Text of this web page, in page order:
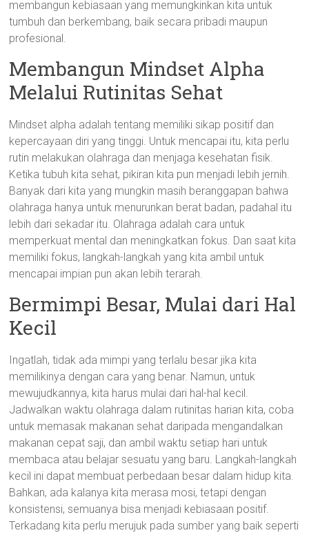
membangun kebiasaan yang memungkinkan kita untuk
tumbuh dan berkembang, baik secara pribadi maupun
profesional.
Membangun Mindset Alpha
Melalui Rutinitas Sehat
Mindset alpha adalah tentang memiliki sikap positif dan
kepercayaan diri yang tinggi. Untuk mencapai itu, kita perlu
rutin melakukan olahraga dan menjaga kesehatan fisik.
Ketika tubuh kita sehat, pikiran kita pun menjadi lebih jernih.
Banyak dari kita yang mungkin masih beranggapan bahwa
olahraga hanya untuk menurunkan berat badan, padahal itu
lebih dari sekadar itu. Olahraga adalah cara untuk
memperkuat mental dan meningkatkan fokus. Dan saat kita
memiliki fokus, langkah-langkah yang kita ambil untuk
mencapai impian pun akan lebih terarah.
Bermimpi Besar, Mulai dari Hal
Kecil
Ingatlah, tidak ada mimpi yang terlalu besar jika kita
memilikinya dengan cara yang benar. Namun, untuk
mewujudkannya, kita harus mulai dari hal-hal kecil.
Jadwalkan waktu olahraga dalam rutinitas harian kita, coba
untuk memasak makanan sehat daripada mengandalkan
makanan cepat saji, dan ambil waktu setiap hari untuk
membaca atau belajar sesuatu yang baru. Langkah-langkah
kecil ini dapat membuat perbedaan besar dalam hidup kita.
Bahkan, ada kalanya kita merasa mosi, tetapi dengan
konsistensi, semuanya bisa menjadi kebiasaan positif.
Terkadang kita perlu merujuk pada sumber yang baik seperti